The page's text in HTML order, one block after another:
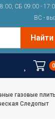
СБ 09:00 -
ВС -
Найти
газовые
Следопыт